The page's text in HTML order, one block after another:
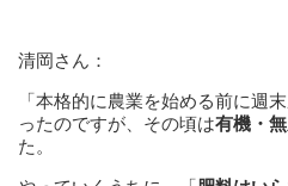
清岡さん：
「本格的に農業を始める前に週
ったのですが、その頃は有機・
た。